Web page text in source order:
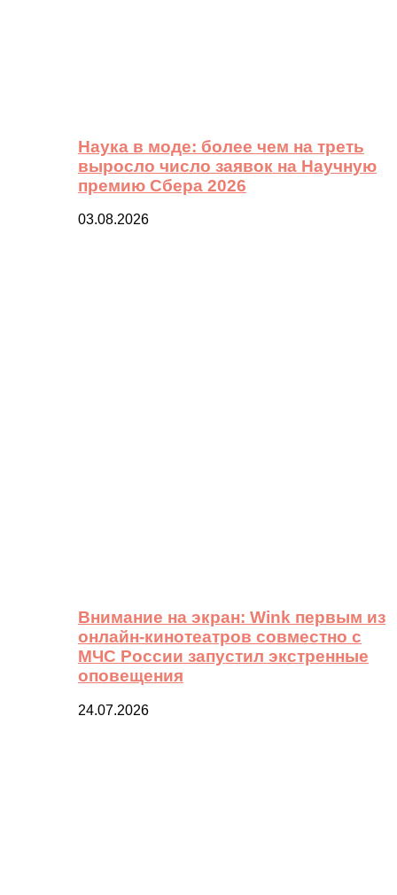
Наука в моде: более чем на треть
выросло число заявок на Научную
премию Сбера 2026
03.08.2026
Внимание на экран: Wink первым из
онлайн-кинотеатров совместно с
МЧС России запустил экстренные
оповещения
24.07.2026